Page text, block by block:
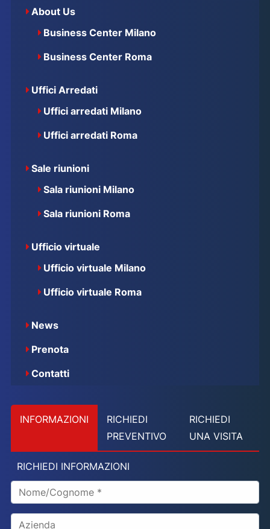
About Us
Business Center Milano
Business Center Roma
Uffici Arredati
Uffici arredati Milano
Uffici arredati Roma
Sale riunioni
Sala riunioni Milano
Sala riunioni Roma
Ufficio virtuale
Ufficio virtuale Milano
Ufficio virtuale Roma
News
Prenota
Contatti
INFORMAZIONI
RICHIEDI
PREVENTIVO
RICHIEDI
UNA VISITA
RICHIEDI INFORMAZIONI